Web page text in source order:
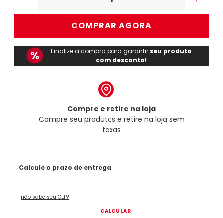
COMPRAR AGORA
Finalize a compra para garantir seu produto
com desconto!
Compre e retire na loja
Compre seu produtos e retire na loja sem
taxas